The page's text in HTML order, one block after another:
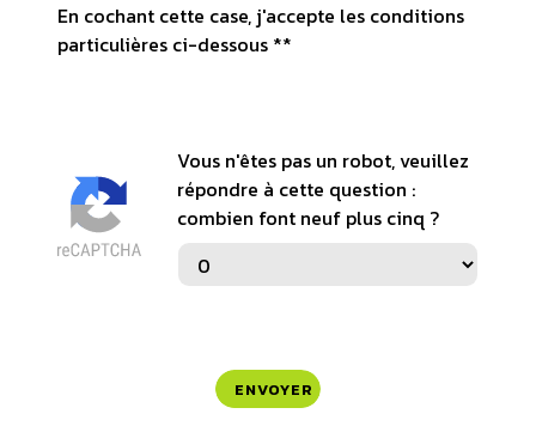
En cochant cette case, j'accepte les conditions
particulières ci-dessous **
Vous n'êtes pas un robot, veuillez
répondre à cette question :
combien font neuf plus cinq ?
ENVOYER